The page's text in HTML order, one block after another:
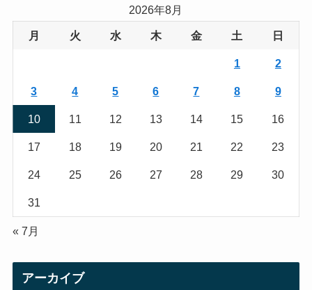
e
2026年8月
月 火 水 木 金 土 日
1 2
3 4 5 6 7 8 9
10 11 12 13 14 15 16
17 18 19 20 21 22 23
24 25 26 27 28 29 30
31
« 7月
アーカイブ